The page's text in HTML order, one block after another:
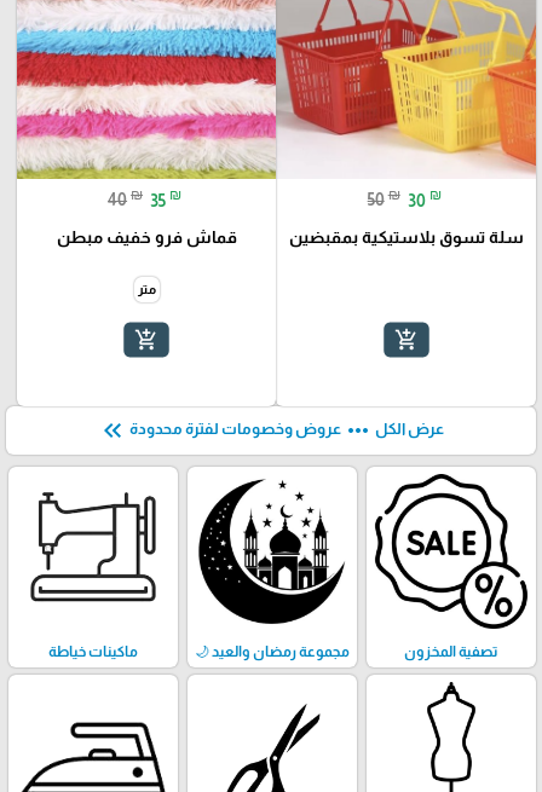
50 ₪ 30 ₪
سلة تسوق بلاستيكية بمقبضين
add_shopping_cart
40 ₪ 35 ₪
قماش فرو خفيف مبطن
متر
add_shopping_cart
عرض الكل more_horiz عروض وخصومات لفترة محدودة keyboard_double_arrow_left
تصفية المخزون مجموعة رمضان والعيد 🌙 ماكينات خياطة